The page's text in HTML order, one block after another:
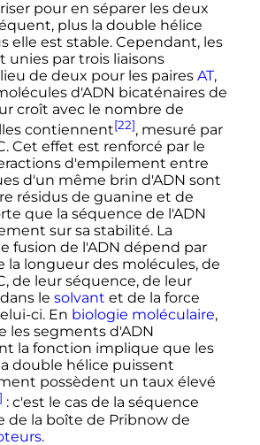
pour en séparer les deux
plus la double hélice
elle est stable. Cependant, les
unies par trois liaisons
de deux pour les paires AT,
d'ADN bicaténaires de
croît avec le nombre de
contiennent[22], mesuré par
Cet effet est renforcé par le
d'empilement entre
d'un même brin d'ADN sont
résidus de guanine et de
que la séquence de l'ADN
sur sa stabilité. La
fusion de l'ADN dépend par
la longueur des molécules, de
de leur séquence, de leur
le solvant et de la force
ci. En biologie moléculaire,
les segments d'ADN
la fonction implique que les
double hélice puissent
possèdent un taux élevé
: c'est le cas de la séquence
de la boîte de Pribnow de
.